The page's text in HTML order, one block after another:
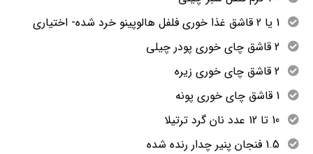
1 یا 2 قاشق غذا خوری فلفل هالوپینو خرد شده- اختیاری
2 قاشق چای خوری پودر چیلی
2 قاشق چای خوری زیره
1 قاشق چای خوری پونه
10 تا 12 عدد نان گرد ترتیلا
1.5 فنجان پنیر چدار رنده شده